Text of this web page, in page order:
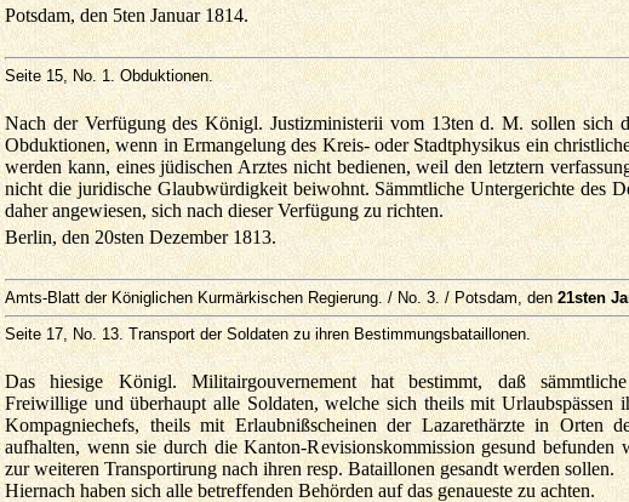
Potsdam, den 5ten Januar 1814.
Seite 15, No. 1. Obduktionen.
Nach der Verfügung des Königl. Justizministerii vom 13ten d. M. sollen sich
Obduktionen, wenn in Ermangelung des Kreis- oder Stadtphysikus ein
werden kann, eines jüdischen Arztes nicht bedienen, weil den letztern
nicht die juridische Glaubwürdigkeit beiwohnt. Sämmtliche Untergerichte des
daher angewiesen, sich nach dieser Verfügung zu richten.
Berlin, den 20sten Dezember 1813.
Amts-Blatt der Königlichen Kurmärkischen Regierung. / No. 3. / Potsdam, den21sten
Seite 17, No. 13. Transport der Soldaten zu ihren Bestimmungsbataillonen.
Das hiesige Königl. Militairgouvernement hat bestimmt, daß sämmtliche
Freiwillige und überhaupt alle Soldaten, welche sich theils mit Urlaubspässen
Kompagniechefs, theils mit Erlaubnißscheinen der Lazarethärzte in Orten
aufhalten, wenn sie durch die Kanton-Revisionskommission gesund befunden
zur weiteren Transportirung nach ihren resp. Bataillonen gesandt werden sollen.
Hiernach haben sich alle betreffenden Behörden auf das genaueste zu achten.